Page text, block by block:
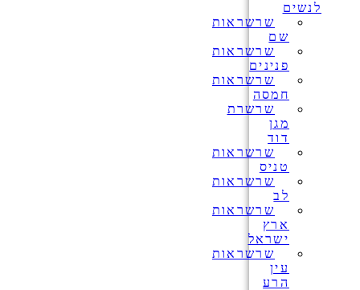
לנשים
שרשראות
שם
שרשראות
פנינים
שרשראות
חמסה
שרשרת
מגן
דוד
שרשראות
טניס
שרשראות
לב
שרשראות
ארץ
ישראל
שרשראות
עין
הרע